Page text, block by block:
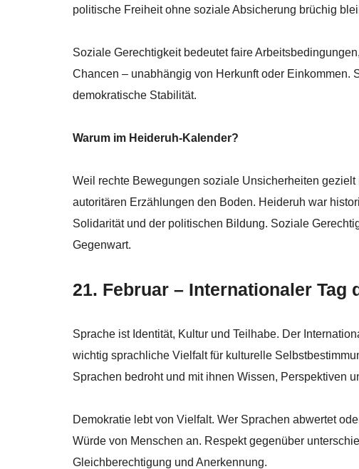
politische Freiheit ohne soziale Absicherung brüchig
Soziale Gerechtigkeit bedeutet faire
Chancen – unabhängig von Herkunft oder Einkommen.
demokratische Stabilität.
Warum im Heideruh-Kalender?
Weil rechte Bewegungen soziale Unsicherheiten
autoritären Erzählungen den Boden. Heideruh war
Solidarität und der politischen Bildung. Soziale
Gegenwart.
21. Februar – Internationaler Tag
Sprache ist Identität, Kultur und Teilhabe. Der
wichtig sprachliche Vielfalt für kulturelle
Sprachen bedroht und mit ihnen Wissen, Perspektiven
Demokratie lebt von Vielfalt. Wer Sprachen abwertet
Würde von Menschen an. Respekt gegenüber
Gleichberechtigung und Anerkennung.